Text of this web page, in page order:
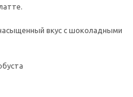
вкус с шоколадными